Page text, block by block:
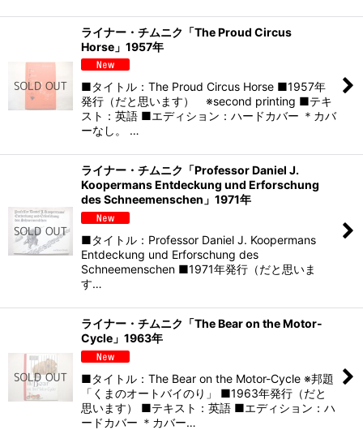
ライナー・チムニク「The Proud Circus
Horse」1957年
■タイトル：The Proud Circus Horse ■1957年
発行（だと思います） ※second printing ■テキ
スト：英語 ■エディション：ハードカバー ＊カバ
ーなし。 …
ライナー・チムニク「Professor Daniel J.
Koopermans Entdeckung und Erforschung
des Schneemenschen」1971年
■タイトル：Professor Daniel J. Koopermans
Entdeckung und Erforschung des
Schneemenschen ■1971年発行（だと思いま
す…
ライナー・チムニク「The Bear on the Motor-
Cycle」1963年
■タイトル：The Bear on the Motor-Cycle ※邦題
「くまのオートバイのり」 ■1963年発行（だと
思います） ■テキスト：英語 ■エディション：ハ
ードカバー ＊カバー…